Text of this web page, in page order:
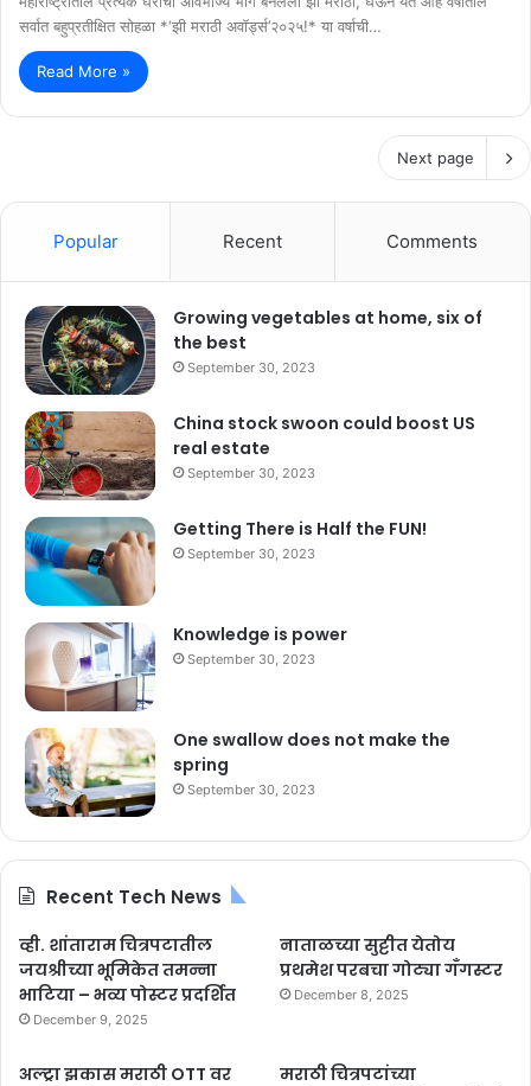
सर्वात बहुप्रतीक्षित सोहळा *‘झी मराठी अवॉर्ड्स’२०२५!* या वर्षाची…
Read More »
Next page
Popular Recent Comments
Growing vegetables at home, six of
the best
September 30, 2023
China stock swoon could boost US
real estate
September 30, 2023
Getting There is Half the FUN!
September 30, 2023
Knowledge is power
September 30, 2023
One swallow does not make the
spring
September 30, 2023
Recent Tech News
व्ही. शांताराम चित्रपटातील
जयश्रीच्या भूमिकेत तमन्ना
भाटिया – भव्य पोस्टर प्रदर्शित
December 9, 2025
नाताळच्या सुट्टीत येतोय
प्रथमेश परबचा गोट्या गँगस्टर
December 8, 2025
अल्ट्रा झकास मराठी OTT वर
मराठी चित्रपटांच्या